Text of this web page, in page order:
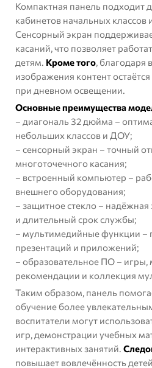
Компактная панель подходит
кабинетов начальных
Сенсорный экран
касаний, что позволяет
детям. Кроме того, благодаря
изображения контент
при дневном освещении.
Основные преимущества
– диагональ 32 дюйма –
небольших классов и ДОУ;
– сенсорный экран – точный
многоточечного касания;
– встроенный компьютер –
внешнего оборудования;
– защитное стекло –
и длительный срок службы;
– мультимедийные функции –
презентаций и приложений;
– образовательное ПО – игры,
рекомендации и коллекция
Таким образом, панель
обучение более
воспитатели могут
игр, демонстрации учебных
интерактивных занятий.
повышает вовлечённость